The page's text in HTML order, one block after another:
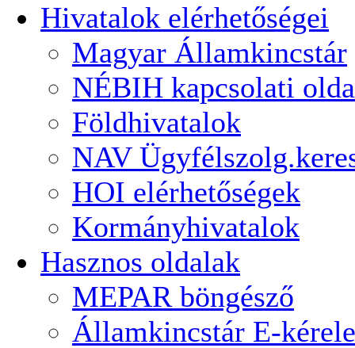
Hivatalok elérhetőségei
Magyar Államkincstár
NÉBIH kapcsolati
Földhivatalok
NAV
HOI elérhetőségek
Kormányhivatalok
Hasznos oldalak
MEPAR böngésző
Államkincstár E-